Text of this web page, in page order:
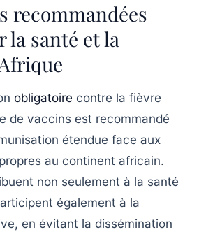
recommandées
la santé et la
obligatoire contre la fièvre
de vaccins est recommandé
étendue face aux
au continent africain.
non seulement à la santé
également à la
en évitant la dissémination